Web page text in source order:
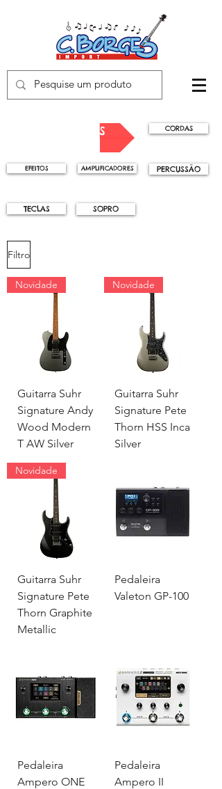
INSTRUMENTOS CORDAS
EFEITOS AMPLIFICADORES PERCUSSÃO
TECLAS SOPRO
Filtro
Novidade
Guitarra Suhr
Signature Andy
Wood Modern
T AW Silver
Novidade
Guitarra Suhr
Signature Pete
Thorn HSS Inca
Silver
Novidade
Guitarra Suhr
Signature Pete
Thorn Graphite
Metallic
Pedaleira
Valeton GP-100
Pedaleira
Ampero ONE
Pedaleira
Ampero II